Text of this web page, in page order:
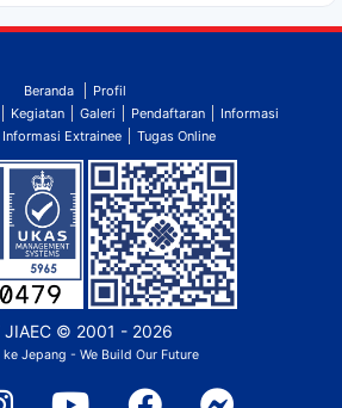
Beranda
Profil
Kegiatan Galeri Pendaftaran
Informasi
Informasi Extrainee Tugas Online
JIAEC© 2001 - 2026
ke Jepang - We Build Our Future